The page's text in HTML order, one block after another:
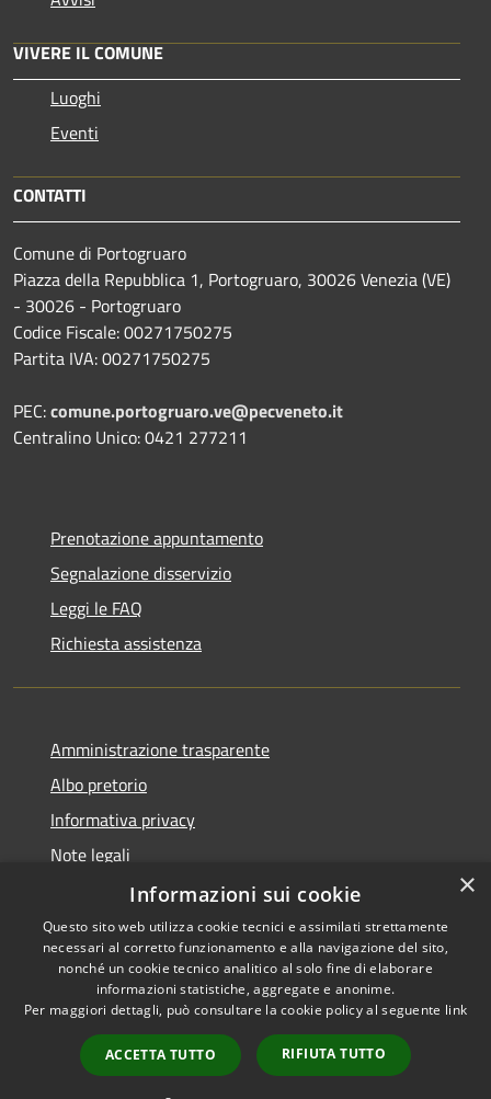
VIVERE IL COMUNE
Luoghi
Eventi
CONTATTI
Comune di Portogruaro
Piazza della Repubblica 1, Portogruaro, 30026 Venezia (VE)
- 30026 - Portogruaro
Codice Fiscale: 00271750275
Partita IVA: 00271750275
PEC:comune.portogruaro.ve@pecveneto.it
Centralino Unico: 0421 277211
Prenotazione appuntamento
Segnalazione disservizio
Leggi le FAQ
Richiesta assistenza
Amministrazione trasparente
Albo pretorio
Informativa privacy
Note legali
Dichiarazione di accessibilità
RSS
Accessibilità
Copyright © 2026 • Comune di
Municipium•
Accesso
redazione
×
Informazioni sui cookie
Questo sito web utilizza cookie tecnici e assimilati strettamente
necessari al corretto funzionamento e alla navigazione del sito,
nonché un cookie tecnico analitico al solo fine di elaborare
informazioni statistiche, aggregate e anonime.
Per maggiori dettagli, può consultare la cookie policy al seguente link
ACCETTA TUTTO RIFIUTA TUTTO